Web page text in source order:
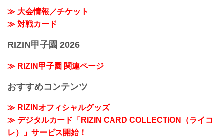
≫ 大会情報／チケット
≫ 対戦カード
RIZIN甲子園 2026
≫ RIZIN甲子園 関連ページ
おすすめコンテンツ
≫ RIZINオフィシャルグッズ
≫ デジタルカード「RIZIN CARD COLLECTION（ライコ
レ）」サービス開始！